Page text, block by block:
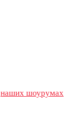
наших шоурумах